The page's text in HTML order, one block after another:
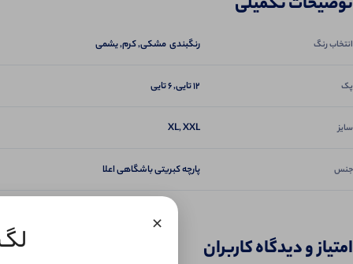
انتخاب رنگ رنگبندی مشکی, کرم, یشمی
پک 12 تایی, 6 تایی
سایز XL, XXL
جنس پارچه کبریتی باشگاهی اعلا
امتیاز و دیدگاه کاربران
× لگ